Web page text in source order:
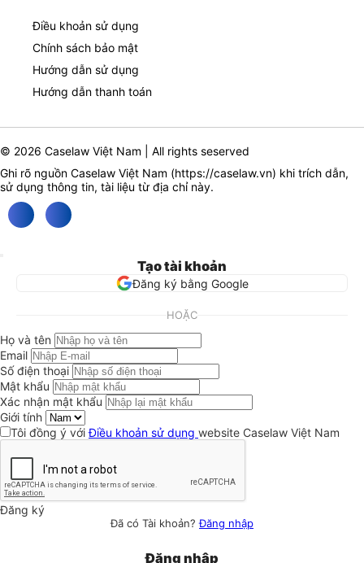
Điều khoản sử dụng
Chính sách bảo mật
Hướng dẫn sử dụng
Hướng dẫn thanh toán
© 2026 Caselaw Việt Nam | All rights seserved
Ghi rõ nguồn Caselaw Việt Nam (https://caselaw.vn) khi trích dẫn,
sử dụng thông tin, tài liệu từ địa chỉ này.
Tạo tài khoản
Đăng ký bằng Google
HOẶC
Họ và tên
Email
Số điện thoại
Mật khẩu
Xác nhận mật khẩu
Giới tính
Tôi đồng ý vớiĐiều khoản sử dụng website Caselaw Việt Nam
Đăng ký
Đã có Tài khoản?Đăng nhập
Đăng nhập